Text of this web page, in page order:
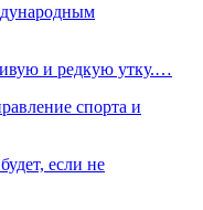
и редкую утку.…
спорта и
если не